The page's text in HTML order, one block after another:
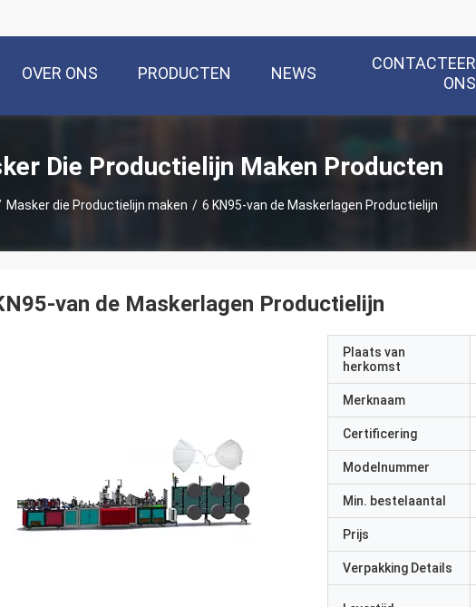
OVER ONS PRODUCTEN NEWS
CONTACTEER
ONS
Die Productielijn Maken Producten
Masker die Productielijn maken / 6 KN95-van de Maskerlagen Productielijn
van de Maskerlagen Productielijn
Plaats van
herkomst
Merknaam
Certificering
Modelnummer
Min. bestelaantal
Prijs
Verpakking Details